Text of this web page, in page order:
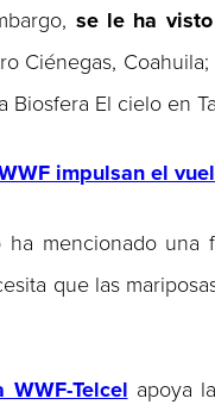
se le ha
Ciénegas,
El cielo en
impulsan el
ha mencionado una
que las
WWF-Telcel apoya